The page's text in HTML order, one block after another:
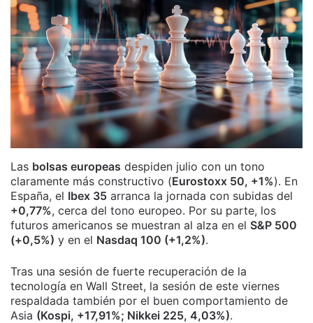
Las bolsas europeas despiden julio con un tono
claramente más constructivo (Eurostoxx 50, +1%). En
España, el Ibex 35 arranca la jornada con subidas del
+0,77%, cerca del tono europeo. Por su parte, los
futuros americanos se muestran al alza en el S&P 500
(+0,5%) y en el Nasdaq 100 (+1,2%).
Tras una sesión de fuerte recuperación de la
tecnología en Wall Street, la sesión de este viernes
respaldada también por el buen comportamiento de
Asia (Kospi, +17,91%; Nikkei 225, 4,03%).